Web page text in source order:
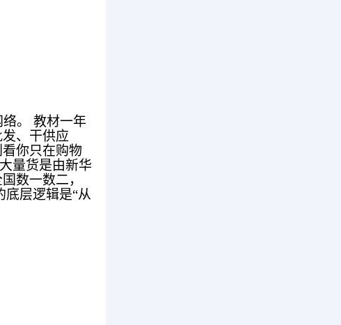
。 教材一年
、干供应
你只在购物
量货是由新华
数一数二，
层逻辑是“从